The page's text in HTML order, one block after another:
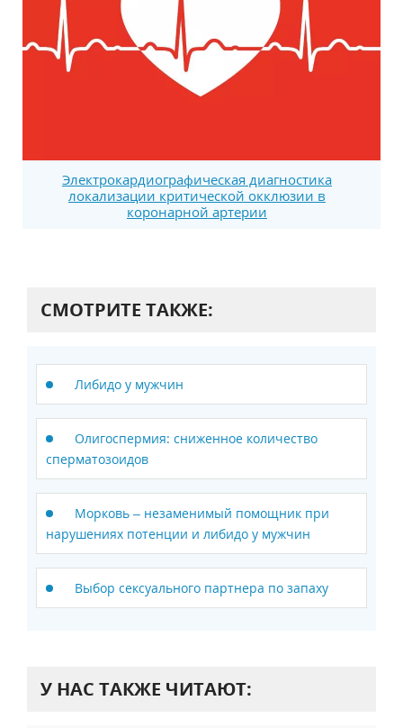
Электрокардиографическая диагностика
локализации критической окклюзии в
коронарной артерии
СМОТРИТЕ ТАКЖЕ:
Либидо у мужчин
Олигоспермия: сниженное количество
сперматозоидов
Морковь – незаменимый помощник при
нарушениях потенции и либидо у мужчин
Выбор сексуального партнера по запаху
У НАС ТАКЖЕ ЧИТАЮТ: